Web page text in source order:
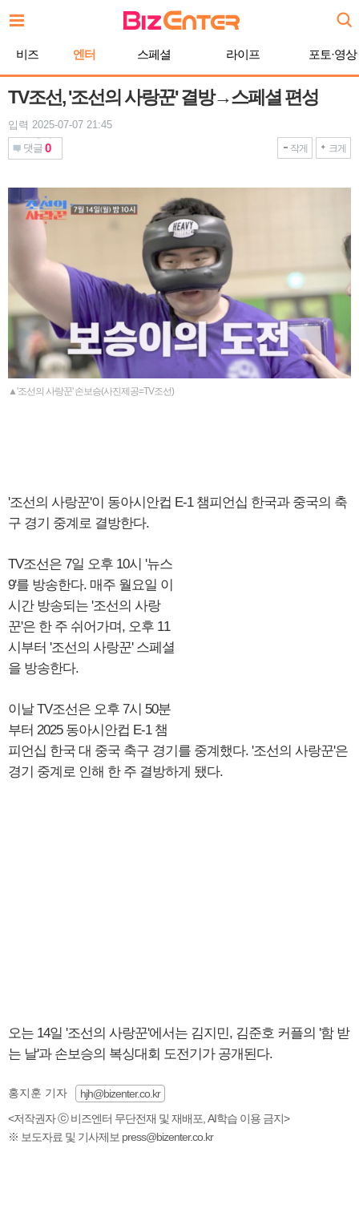
문
비즈 엔터 스페셜 라이프 포토·영상
TV조선, '조선의 사랑꾼' 결방→스페셜 편성
입력 2025-07-07 21:45
댓글 0 작게 크게
▲'조선의 사랑꾼' 손보승(사진제공=TV조선)
'조선의 사랑꾼'이 동아시안컵 E-1 챔피언십 한국과 중국의 축
구 경기 중계로 결방한다.
TV조선은 7일 오후 10시 '뉴스
9'를 방송한다. 매주 월요일 이
시간 방송되는 '조선의 사랑
꾼'은 한 주 쉬어가며, 오후 11
시부터 '조선의 사랑꾼' 스페셜
을 방송한다.
이날 TV조선은 오후 7시 50분
부터 2025 동아시안컵 E-1 챔
피언십 한국 대 중국 축구 경기를 중계했다. '조선의 사랑꾼'은
경기 중계로 인해 한 주 결방하게 됐다.
오는 14일 '조선의 사랑꾼'에서는 김지민, 김준호 커플의 '함 받
는 날'과 손보승의 복싱대회 도전기가 공개된다.
홍지훈 기자
hjh@bizenter.co.kr
<저작권자 ⓒ 비즈엔터 무단전재 및 재배포, AI학습 이용 금지>
※ 보도자료 및 기사제보 press@bizenter.co.kr